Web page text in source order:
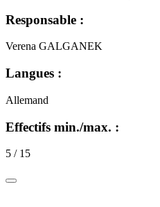
Responsable :
Verena GALGANEK
Langues :
Allemand
Effectifs min./max. :
5 / 15